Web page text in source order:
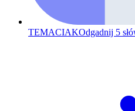
TEMACIAKOdgadnij 5